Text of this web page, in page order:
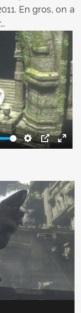
En gros, on a